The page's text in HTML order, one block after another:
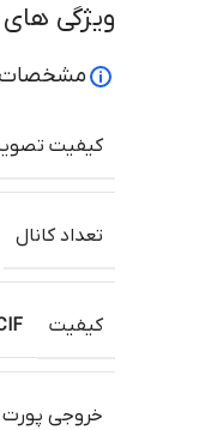
ویژگی
مشخصات
کیفیت
تعداد کانال
کیفیت
خروجی پورت